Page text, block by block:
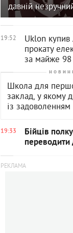
давній
19:52
Uklon купив
прокату
за майже
Школа для
заклад, у якому
із задоволенням
19:33
Бійців
переводити